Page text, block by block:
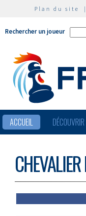
Plan du site
Rechercher un joueur
ACCUEIL DÉCOUVRIR